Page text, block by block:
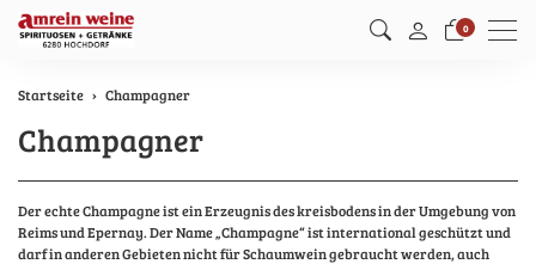
0 Menu
Startseite Champagner
Champagner
Der echte Champagne ist ein Erzeugnis des kreisbodens in der Umgebung von
Reims und Epernay. Der Name „Champagne“ ist international geschützt und
darf in anderen Gebieten nicht für Schaumwein gebraucht werden, auch